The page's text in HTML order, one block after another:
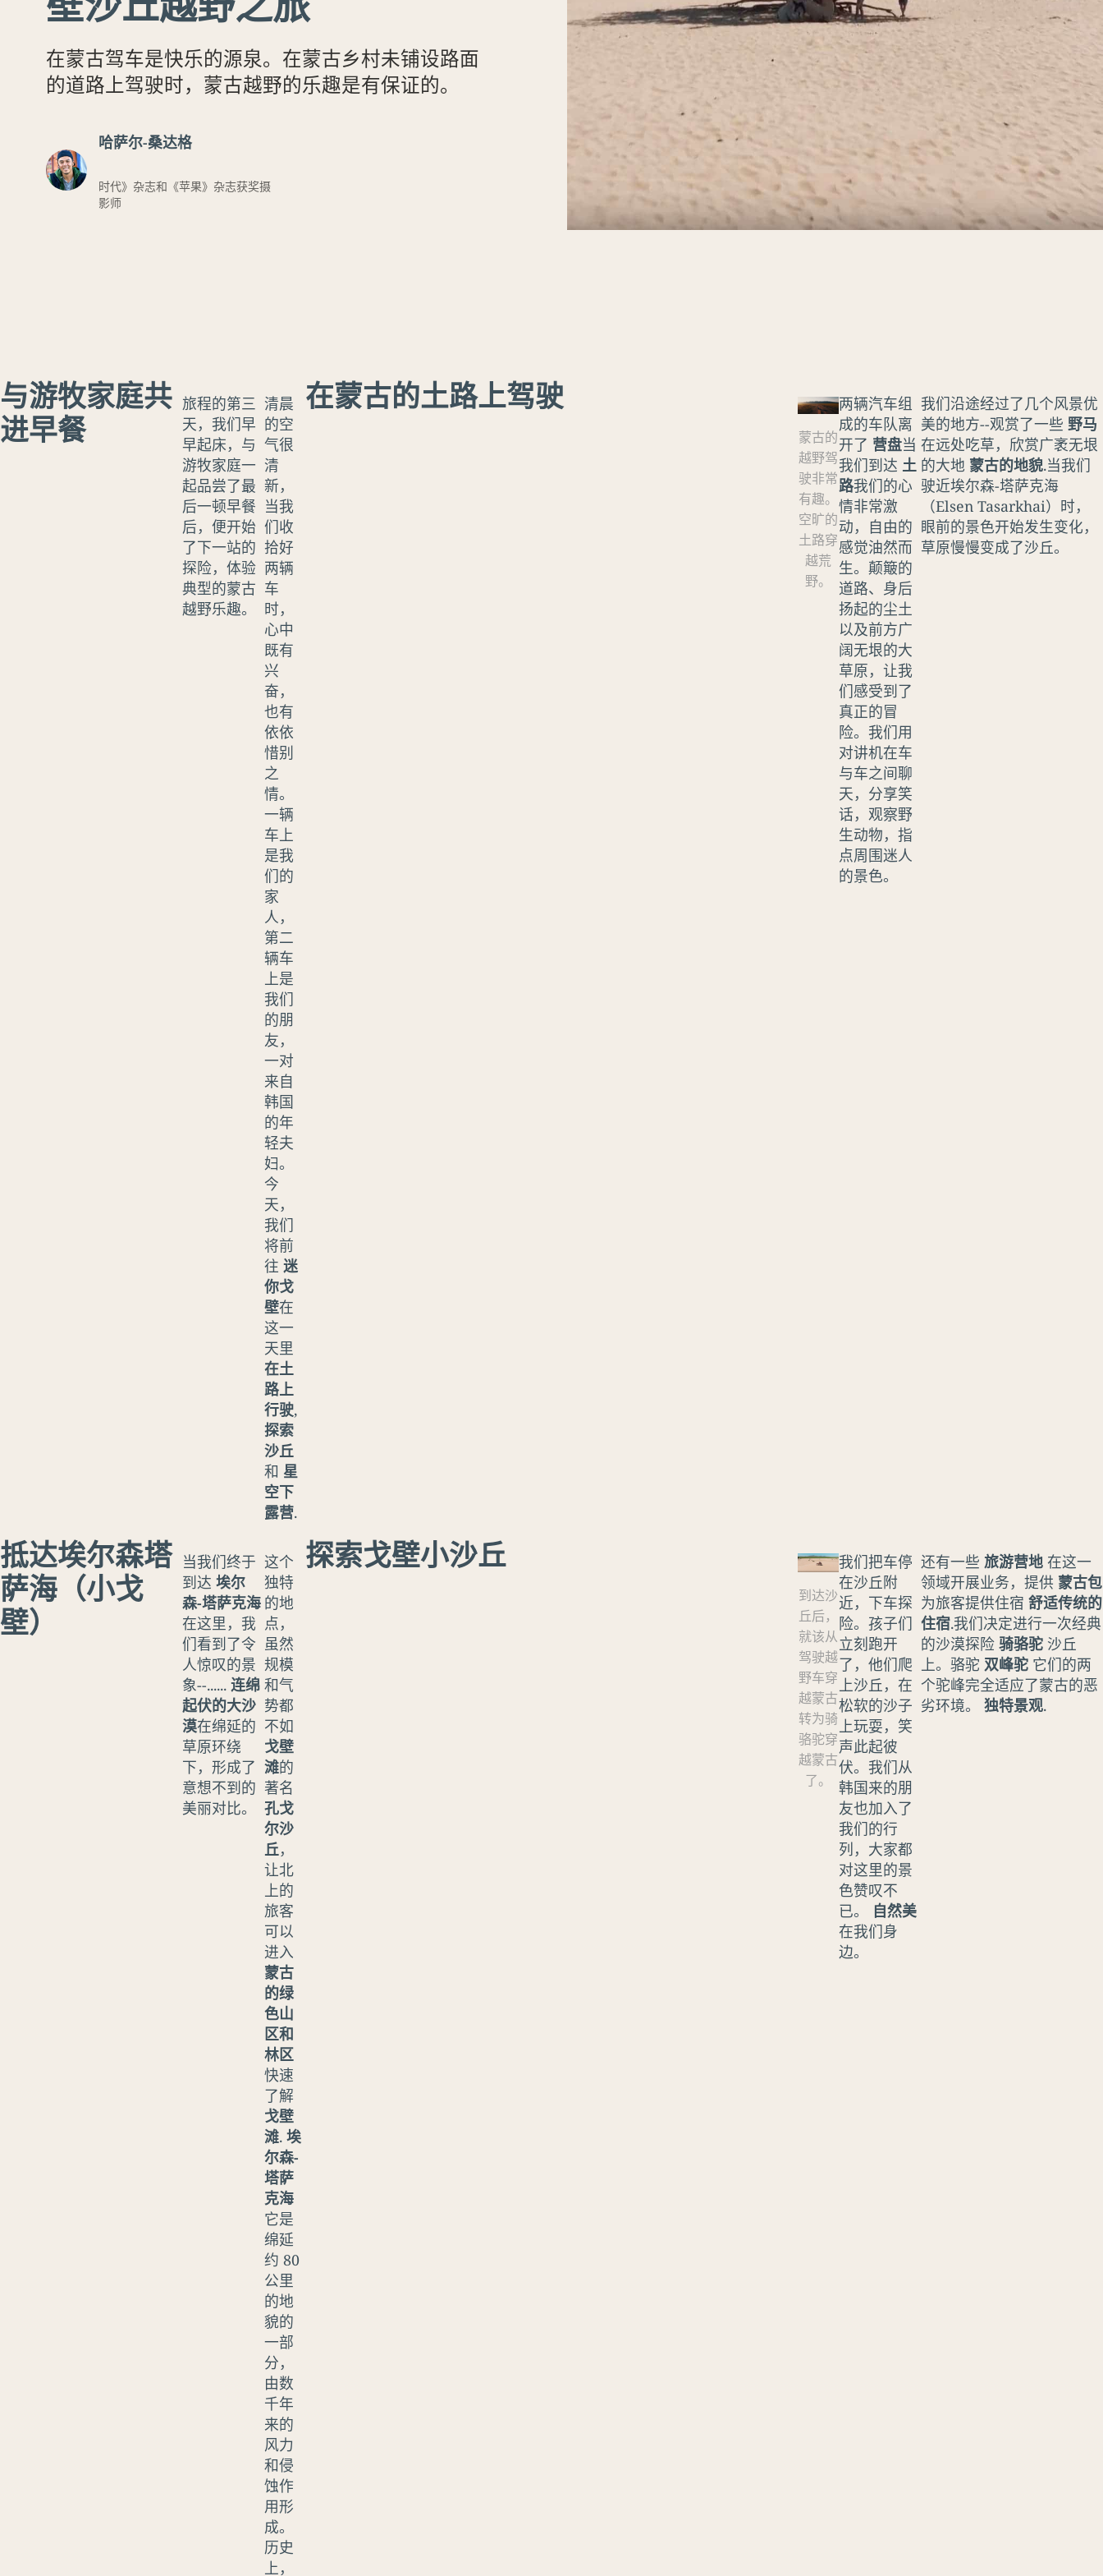
在蒙古驾车是快乐的源泉。在蒙古乡村未铺设路面
的道路上驾驶时，蒙古越野的乐趣是有保证的。
哈萨尔-桑达格
时代》杂志和《苹果》杂志获奖摄
影师
与游牧家庭共
进早餐
旅程的第三
天，我们早
早起床，与
游牧家庭一
起品尝了最
后一顿早餐
后，便开始
了下一站的
探险，体验
典型的蒙古
越野乐趣。
清晨
的空
气很
清
新，
当我
们收
拾好
两辆
车
时，
心中
既有
兴
奋，
也有
依依
惜别
之
情。
一辆
车上
是我
们的
家
人，
第二
辆车
上是
我们
的朋
友，
一对
来自
韩国
的年
轻夫
妇。
今
天，
我们
将前
往 迷
你戈
壁在
这一
天里
在土
路上
行驶,
探索
沙丘
和 星
空下
露营.
在蒙古的土路上驾驶
蒙古的
越野驾
驶非常
有趣。
空旷的
土路穿
越荒
野。
两辆汽车组
成的车队离
开了 营盘当
我们到达 土
路我们的心
情非常激
动，自由的
感觉油然而
生。颠簸的
道路、身后
扬起的尘土
以及前方广
阔无垠的大
草原，让我
们感受到了
真正的冒
险。我们用
对讲机在车
与车之间聊
天，分享笑
话，观察野
生动物，指
点周围迷人
的景色。
我们沿途经过了几个风景优
美的地方--观赏了一些 野马
在远处吃草，欣赏广袤无垠
的大地 蒙古的地貌.当我们
驶近埃尔森-塔萨克海
（Elsen Tasarkhai）时，
眼前的景色开始发生变化，
草原慢慢变成了沙丘。
抵达埃尔森塔
萨海（小戈
壁）
当我们终于
到达 埃尔
森-塔萨克海
在这里，我
们看到了令
人惊叹的景
象--...... 连绵
起伏的大沙
漠在绵延的
草原环绕
下，形成了
意想不到的
美丽对比。
这个
独特
的地
点，
虽然
规模
和气
势都
不如
戈壁
滩的
著名
孔戈
尔沙
丘，
让北
上的
旅客
可以
进入
蒙古
的绿
色山
区和
林区
快速
了解
戈壁
滩. 埃
尔森-
塔萨
克海
它是
绵延
约 80
公里
的地
貌的
一部
分，
由数
千年
来的
风力
和侵
蚀作
用形
成。
历史
上，
探索戈壁小沙丘
到达沙
丘后，
就该从
驾驶越
野车穿
越蒙古
转为骑
骆驼穿
越蒙古
了。
我们把车停
在沙丘附
近，下车探
险。孩子们
立刻跑开
了，他们爬
上沙丘，在
松软的沙子
上玩耍，笑
声此起彼
伏。我们从
韩国来的朋
友也加入了
我们的行
列，大家都
对这里的景
色赞叹不
已。
自然美
在我们身
边。
还有一些 旅游营地 在这一
领域开展业务，提供 蒙古包
为旅客提供住宿 舒适传统的
住宿.我们决定进行一次经典
的沙漠探险 骑骆驼 沙丘
上。骆驼 双峰驼 它们的两
个驼峰完全适应了蒙古的恶
劣环境。 独特景观.